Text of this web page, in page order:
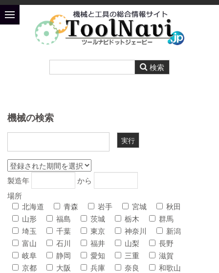
機械の検索
製造年
から
場所
北海道
青森 岩手 宮城
秋田
山形
福島 茨城 栃木
群馬
埼玉
千葉 東京 神奈川
新潟
富山
石川 福井 山梨
長野
岐阜
静岡 愛知 三重
滋賀
京都
大阪 兵庫 奈良
和歌山